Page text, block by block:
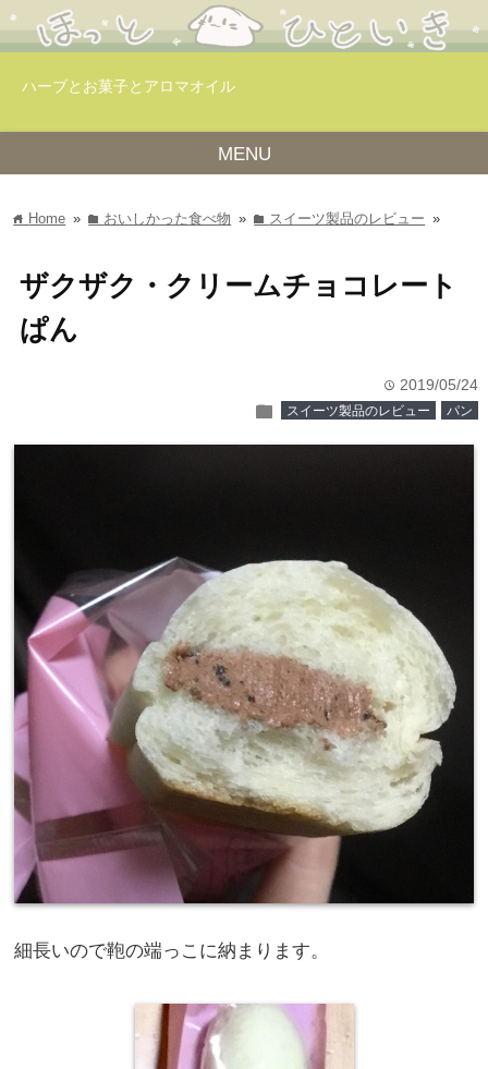
ハーブとお菓子とアロマオイル
MENU
home Home » folder おいしかった食べ物 » folder スイーツ製品のレビュー »
ザクザク・クリームチョコレート
ぱん
time 2019/05/24
folder スイーツ製品のレビュー パン
細長いので鞄の端っこに納まります。